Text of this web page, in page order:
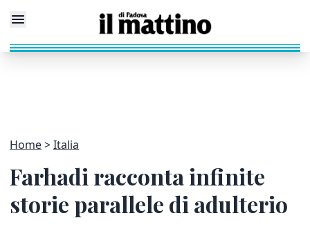
Home Italia
Farhadi racconta infinite
storie parallele di adulterio